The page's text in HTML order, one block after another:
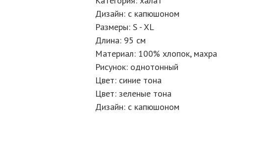
Дизайн: с капюшоном
Размеры: S - XL
Длина: 95 см
Материал: 100% хлопок, махра
Рисунок: однотонный
Цвет: синие тона
Цвет: зеленые тона
Дизайн: с капюшоном